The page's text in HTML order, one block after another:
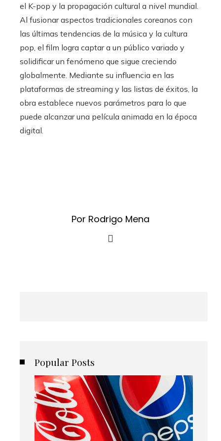
el K-pop y la propagación cultural a nivel mundial.
Al fusionar aspectos tradicionales coreanos con
las últimas tendencias de la música y la cultura
pop, el film logra captar a un público variado y
solidificar un fenómeno que sigue creciendo
globalmente. Mediante su influencia en las
plataformas de streaming y las listas de éxitos, la
obra establece nuevos parámetros para lo que
puede alcanzar una película animada en la época
digital.
Por Rodrigo Mena
Popular Posts